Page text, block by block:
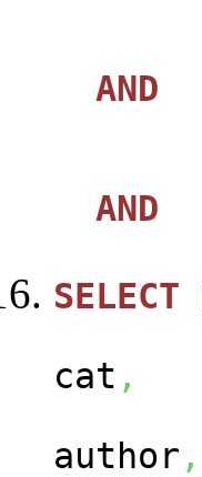
AND
AND
SELECT
cat ,
author ,